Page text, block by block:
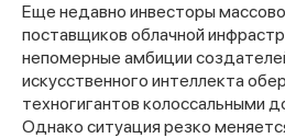
Еще недавно инвесторы
поставщиков облачной
непомерные амбиции
искусственного интеллекта
техногигантов колоссальными
Однако ситуация резко